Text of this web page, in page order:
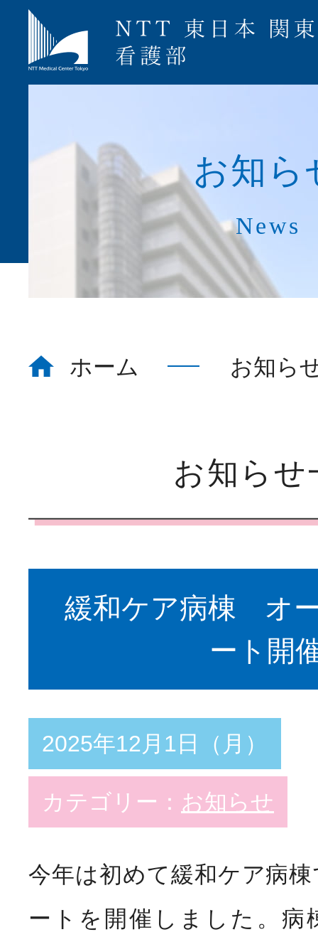
ホーム
看護部について About
教育体制 Education
教育支援体制
看護部の取り組み
勤務・福利厚生
インターンシップ
病院説明会
募集要項
ナース専科就
お知 ら
News
ホーム お知ら
お知らせ
緩和ケア病棟 オ
ート開
2025年12月1日（月）
カテゴリー： お知らせ
今年は初めて緩和ケア病
ートを開催しました。病